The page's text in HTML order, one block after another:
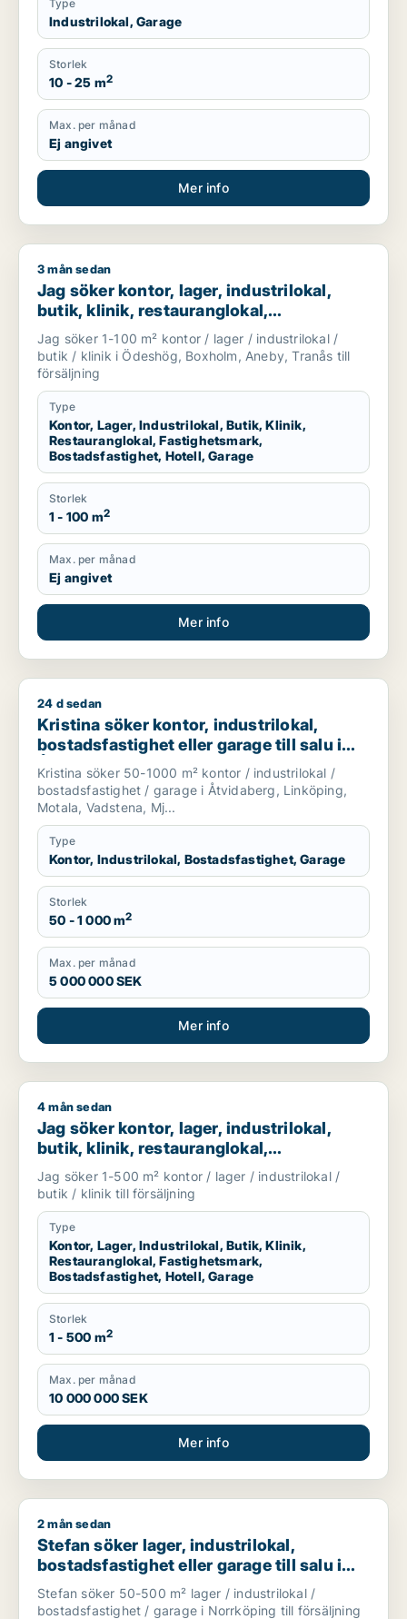
Type
Industrilokal, Garage
Storlek
10 - 25 m2
Max. per månad
Ej angivet
Mer info
Jag söker kontor, lager, industrilokal, butik, klinik,
3 mån sedan
Jag söker kontor, lager, industrilokal,
butik, klinik, restauranglokal,
fastighetsmark, bostadsfastighet, hotell
eller garage till salu i Ödeshög, Boxholm
eller Aneby m.fl.
Jag söker 1-100 m² kontor / lager / industrilokal /
butik / klinik i Ödeshög, Boxholm, Aneby, Tranås till
försäljning
Type
Kontor, Lager, Industrilokal, Butik, Klinik,
Restauranglokal, Fastighetsmark,
Bostadsfastighet, Hotell, Garage
Storlek
1 - 100 m2
Max. per månad
Ej angivet
Mer info
Kristina söker kontor, industrilokal, bostadsfastighet eller
24 d sedan
Kristina söker kontor, industrilokal,
bostadsfastighet eller garage till salu i
Åtvidaberg, Linköping eller Motala m.fl.
Kristina söker 50-1000 m² kontor / industrilokal /
bostadsfastighet / garage i Åtvidaberg, Linköping,
Motala, Vadstena, Mj...
Type
Kontor, Industrilokal, Bostadsfastighet, Garage
Storlek
50 - 1 000 m2
Max. per månad
5 000 000 SEK
Mer info
Jag söker kontor, lager, industrilokal, butik, klinik,
4 mån sedan
Jag söker kontor, lager, industrilokal,
butik, klinik, restauranglokal,
fastighetsmark, bostadsfastighet, hotell
eller garage till salu i Linköping,
Falkenberg eller Varberg m.fl.
Jag söker 1-500 m² kontor / lager / industrilokal /
butik / klinik till försäljning
Type
Kontor, Lager, Industrilokal, Butik, Klinik,
Restauranglokal, Fastighetsmark,
Bostadsfastighet, Hotell, Garage
Storlek
1 - 500 m2
Max. per månad
10 000 000 SEK
Mer info
Stefan söker lager, industrilokal, bostadsfastighet eller
2 mån sedan
Stefan söker lager, industrilokal,
bostadsfastighet eller garage till salu i
Norrköping
Stefan söker 50-500 m² lager / industrilokal /
bostadsfastighet / garage i Norrköping till försäljning